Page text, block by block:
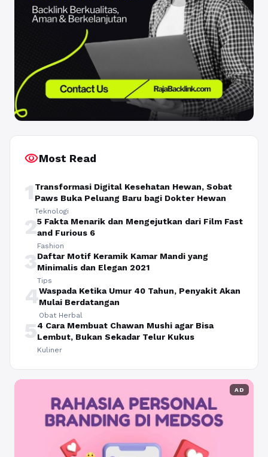
visibilityMost Read
1 Transformasi Digital Kesehatan Hewan, Sobat
Paws Buka Peluang Baru bagi Dokter Hewan
Teknologi
25 Fakta Menarik dan Mengejutkan dari Film Fast
and Furious 6
Fashion
3Daftar Motif Keramik Kamar Mandi yang
Minimalis dan Elegan 2021
Tips
4Waspada Ketika Umur 40 Tahun, Penyakit Akan
Mulai Berdatangan
Obat Herbal
54 Cara Membuat Chawan Mushi agar Bisa
Lembut, Bukan Sekadar Telur Kukus
Kuliner
AD